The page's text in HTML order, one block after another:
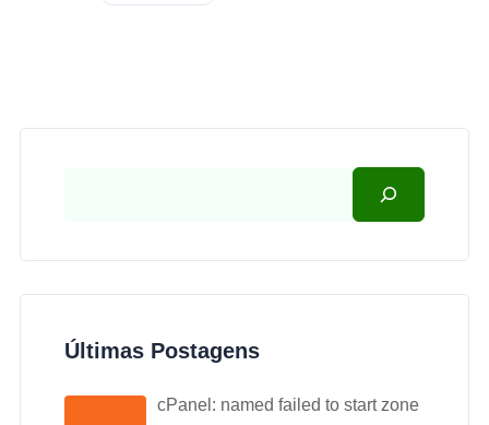
Últimas Postagens
cPanel: named failed to start zone